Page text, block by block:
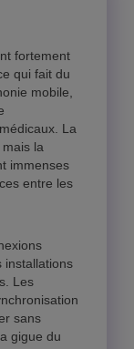
fortement
qui fait du
mobile,
La
la
immenses
entre les
installations
Les
sans
gigue du